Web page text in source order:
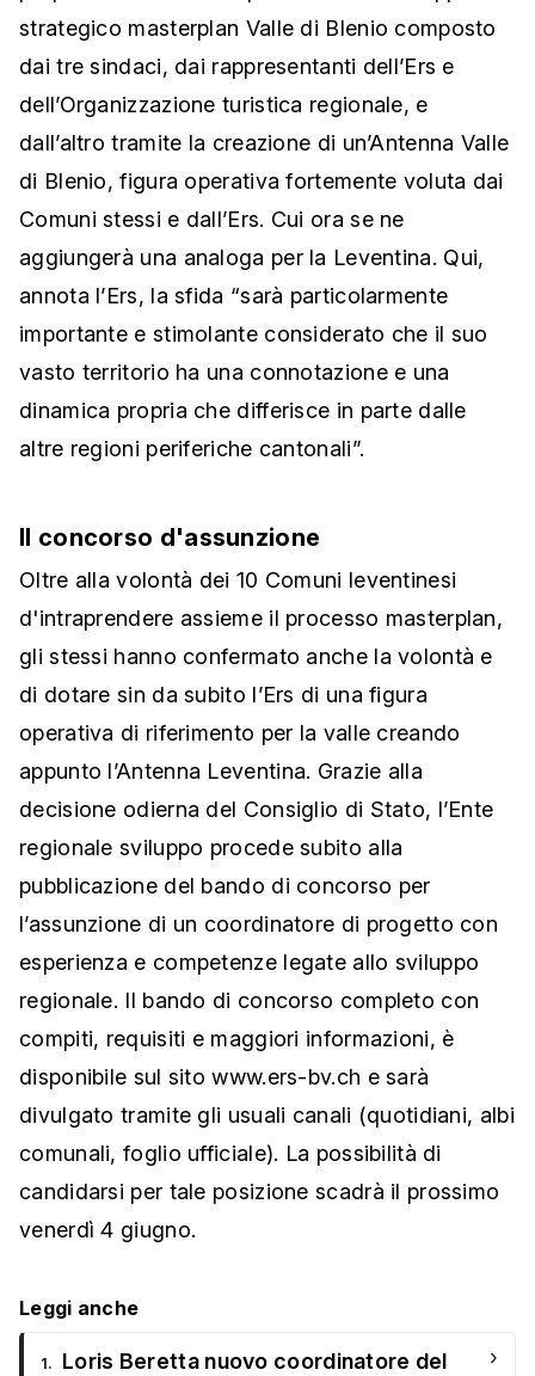
strategico masterplan Valle di Blenio composto
dai tre sindaci, dai rappresentanti dell’Ers e
dell’Organizzazione turistica regionale, e
dall’altro tramite la creazione di un’Antenna Valle
di Blenio, figura operativa fortemente voluta dai
Comuni stessi e dall’Ers. Cui ora se ne
aggiungerà una analoga per la Leventina. Qui,
annota l’Ers, la sfida “sarà particolarmente
importante e stimolante considerato che il suo
vasto territorio ha una connotazione e una
dinamica propria che differisce in parte dalle
altre regioni periferiche cantonali”.
Il concorso d'assunzione
Oltre alla volontà dei 10 Comuni leventinesi
d'intraprendere assieme il processo masterplan,
gli stessi hanno confermato anche la volontà e
di dotare sin da subito l’Ers di una figura
operativa di riferimento per la valle creando
appunto l’Antenna Leventina. Grazie alla
decisione odierna del Consiglio di Stato, l’Ente
regionale sviluppo procede subito alla
pubblicazione del bando di concorso per
l’assunzione di un coordinatore di progetto con
esperienza e competenze legate allo sviluppo
regionale. Il bando di concorso completo con
compiti, requisiti e maggiori informazioni, è
disponibile sul sito www.ers-bv.ch e sarà
divulgato tramite gli usuali canali (quotidiani, albi
comunali, foglio ufficiale). La possibilità di
candidarsi per tale posizione scadrà il prossimo
venerdì 4 giugno.
Leggi anche
1.
Loris Beretta nuovo coordinatore del
›